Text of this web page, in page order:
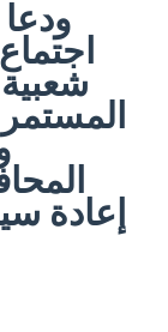
شعبية
إعادة